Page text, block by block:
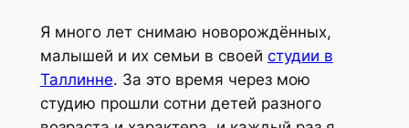
Я много лет снимаю новорождённых,
малышей и их семьи в своей студии в
Таллинне. За это время через мою
студию прошли сотни детей разного